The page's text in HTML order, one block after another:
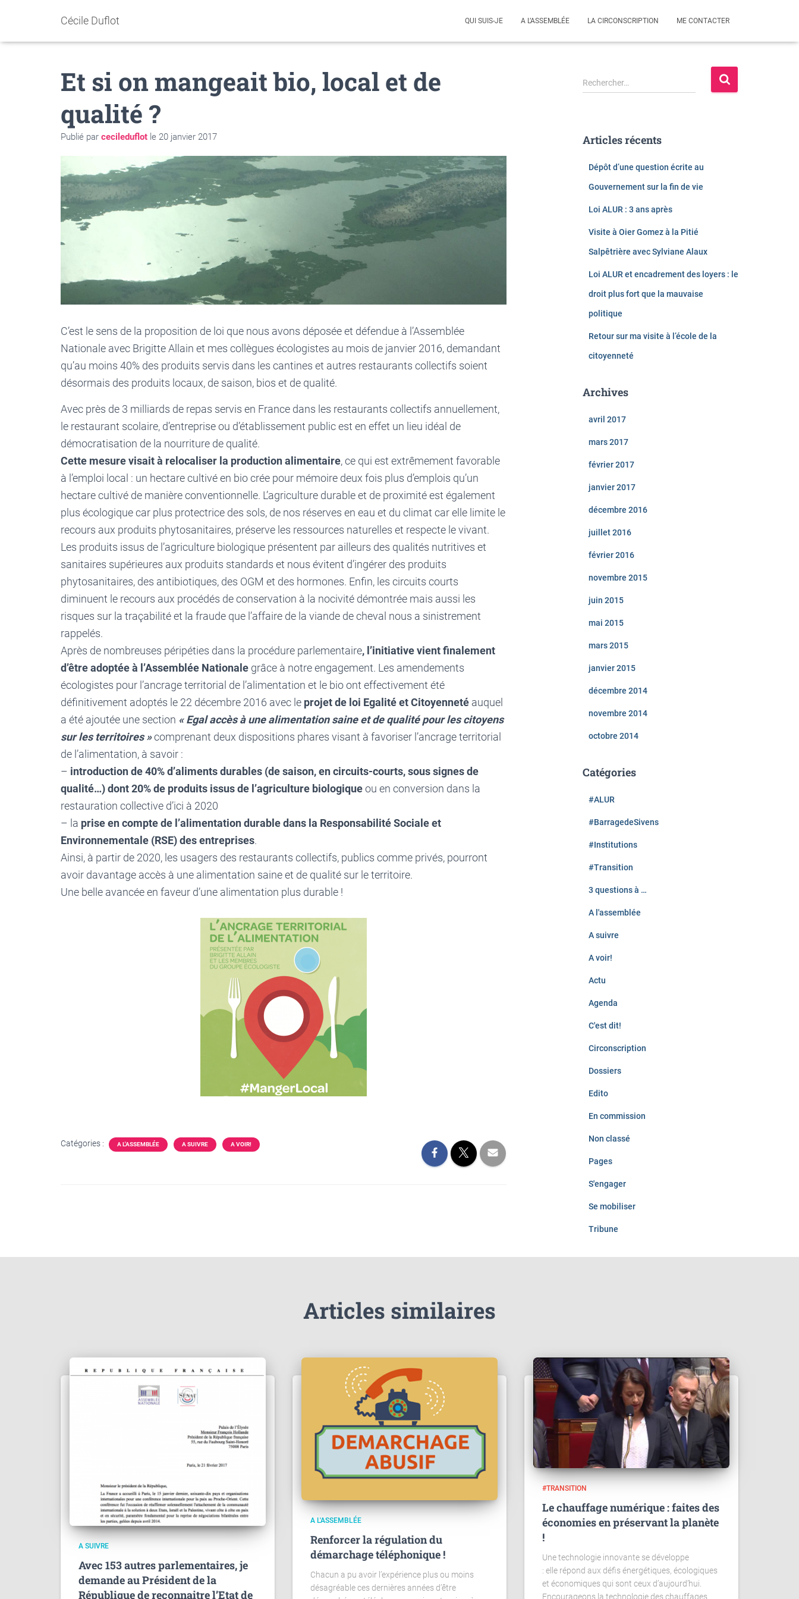
Cécile Duflot QUI SUIS-JE A L’ASSEMBLÉE LA CIRCONSCRIPTION ME CONTACTER
Et si on mangeait bio, local et de
qualité ?
Publié par cecileduflot le 20 janvier 2017
C’est le sens de la proposition de loi que nous avons déposée et défendue à l’Assemblée
Nationale avec Brigitte Allain et mes collègues écologistes au mois de janvier 2016, demandant
qu’au moins 40% des produits servis dans les cantines et autres restaurants collectifs soient
désormais des produits locaux, de saison, bios et de qualité.
Avec près de 3 milliards de repas servis en France dans les restaurants collectifs annuellement,
le restaurant scolaire, d’entreprise ou d’établissement public est en effet un lieu idéal de
démocratisation de la nourriture de qualité.
Cette mesure visait à relocaliser la production alimentaire, ce qui est extrêmement favorable
à l’emploi local : un hectare cultivé en bio crée pour mémoire deux fois plus d’emplois qu’un
hectare cultivé de manière conventionnelle. L’agriculture durable et de proximité est également
plus écologique car plus protectrice des sols, de nos réserves en eau et du climat car elle limite le
recours aux produits phytosanitaires, préserve les ressources naturelles et respecte le vivant.
Les produits issus de l’agriculture biologique présentent par ailleurs des qualités nutritives et
sanitaires supérieures aux produits standards et nous évitent d’ingérer des produits
phytosanitaires, des antibiotiques, des OGM et des hormones. Enfin, les circuits courts
diminuent le recours aux procédés de conservation à la nocivité démontrée mais aussi les
risques sur la traçabilité et la fraude que l’affaire de la viande de cheval nous a sinistrement
rappelés.
Après de nombreuses péripéties dans la procédure parlementaire, l’initiative vient finalement
d’être adoptée à l’Assemblée Nationale grâce à notre engagement. Les amendements
écologistes pour l’ancrage territorial de l’alimentation et le bio ont effectivement été
définitivement adoptés le 22 décembre 2016 avec le projet de loi Egalité et Citoyenneté auquel
a été ajoutée une section « Egal accès à une alimentation saine et de qualité pour les citoyens
sur les territoires »comprenant deux dispositions phares visant à favoriser l’ancrage territorial
de l’alimentation, à savoir :
– introduction de 40% d’aliments durables (de saison, en circuits-courts, sous signes de
qualité…) dont 20% de produits issus de l’agriculture biologiqueou en conversion dans la
restauration collective d’ici à 2020
– la prise en compte de l’alimentation durable dans la Responsabilité Sociale et
Environnementale (RSE) des entreprises.
Ainsi, à partir de 2020, les usagers des restaurants collectifs, publics comme privés, pourront
avoir davantage accès à une alimentation saine et de qualité sur le territoire.
Une belle avancée en faveur d’une alimentation plus durable !
Catégories : A L'ASSEMBLÉE A SUIVRE A VOIR!
R
e
r
Rechercher…
Articles récents
Dépôt d’une question écrite au
Gouvernement sur la fin de vie
Loi ALUR : 3 ans après
Visite à Oier Gomez à la Pitié
Salpêtrière avec Sylviane Alaux
Loi ALUR et encadrement des loyers : le
droit plus fort que la mauvaise
politique
Retour sur ma visite à l’école de la
citoyenneté
Archives
avril 2017
mars 2017
février 2017
janvier 2017
décembre 2016
juillet 2016
février 2016
novembre 2015
juin 2015
mai 2015
mars 2015
janvier 2015
décembre 2014
novembre 2014
octobre 2014
Catégories
#ALUR
#BarragedeSivens
#Institutions
#Transition
3 questions à …
A l'assemblée
A suivre
A voir!
Actu
Agenda
C'est dit!
Circonscription
Dossiers
Edito
En commission
Non classé
Pages
S'engager
Se mobiliser
Tribune
Articles similaires
A SUIVRE
Avec 153 autres parlementaires, je
demande au Président de la
République de reconnaitre l’Etat de
A L'ASSEMBLÉE
Renforcer la régulation du
démarchage téléphonique !
Chacun a pu avoir l’expérience plus ou moins
désagréable ces dernières années d’être
#TRANSITION
Le chauffage numérique : faites des
économies en préservant la planète
!
Une technologie innovante se développe
: elle répond aux défis énergétiques, écologiques
et économiques qui sont ceux d’aujourd’hui.
Encourageons la technologie des chauffages